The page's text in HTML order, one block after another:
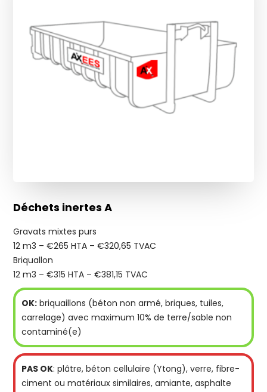
Déchets inertes A
Gravats mixtes purs
12 m3 – €265 HTA – €320,65 TVAC
Briquallon
12 m3 – €315 HTA – €381,15 TVAC
OK: briquaillons (béton non armé, briques, tuiles,
carrelage) avec maximum 10% de terre/sable non
contaminé(e)
PAS OK: plâtre, béton cellulaire (Ytong), verre, fibre-
ciment ou matériaux similaires, amiante, asphalte